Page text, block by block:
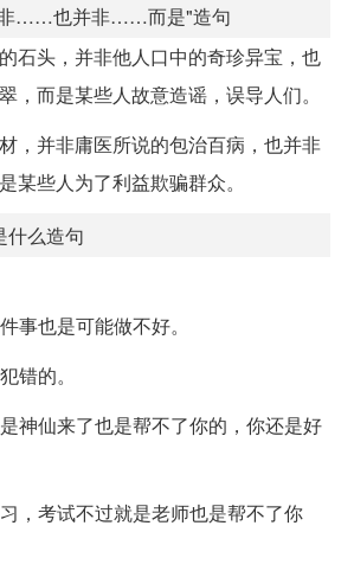
……也并非……而是"造句
石头，并非他人口中的奇珍异宝，也
，而是某些人故意造谣，误导人们。
，并非庸医所说的包治百病，也并非
某些人为了利益欺骗群众。
什么造句
事也是可能做不好。
错的。
神仙来了也是帮不了你的，你还是好
，考试不过就是老师也是帮不了你